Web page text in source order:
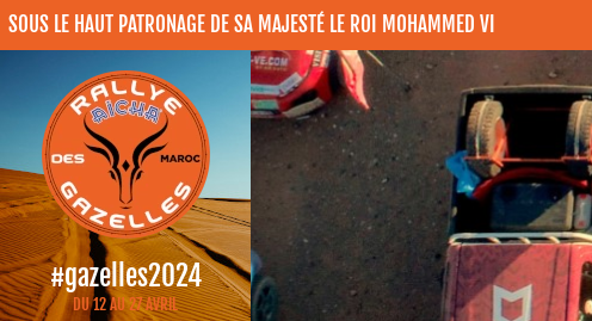
SOUS LE HAUT PATRONAGE DE SA MAJESTÉ LE ROI MOHAMMED VI
#gazelles2024
DU 12 AU 27 AVRIL